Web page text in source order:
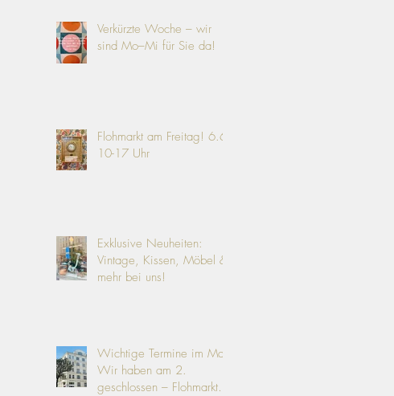
Verkürzte Woche – wir
sind Mo–Mi für Sie da!
Flohmarkt am Freitag! 6.6.
10-17 Uhr
Exklusive Neuheiten:
Vintage, Kissen, Möbel &
mehr bei uns!
Wichtige Termine im Mai:
Wir haben am 2.
geschlossen – Flohmarkt